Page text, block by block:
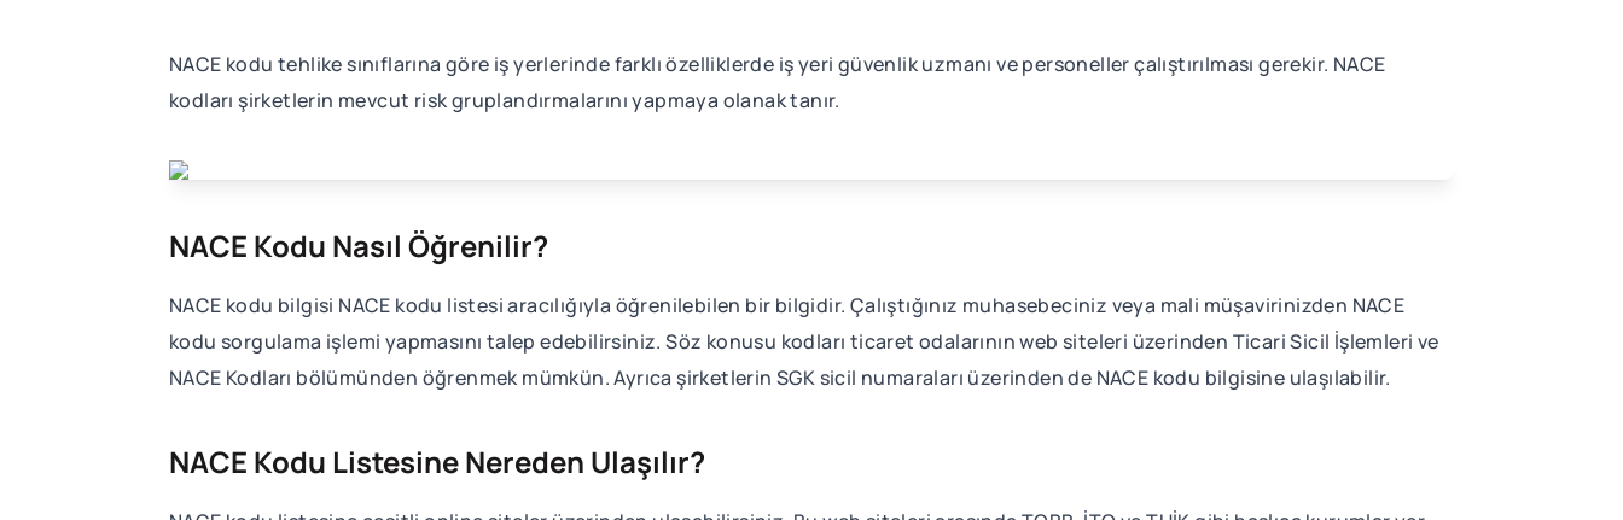
NACE kodu tehlike sınıflarına göre iş yerlerinde farklı özelliklerde iş yeri güvenlik uzmanı ve personeller çalıştırılması gerekir. NACE
kodları şirketlerin mevcut risk gruplandırmalarını yapmaya olanak tanır.
NACE Kodu Nasıl Öğrenilir?
NACE kodu bilgisi NACE kodu listesi aracılığıyla öğrenilebilen bir bilgidir. Çalıştığınız muhasebeciniz veya mali müşavirinizden NACE
kodu sorgulama işlemi yapmasını talep edebilirsiniz. Söz konusu kodları ticaret odalarının web siteleri üzerinden Ticari Sicil İşlemleri ve
NACE Kodları bölümünden öğrenmek mümkün. Ayrıca şirketlerin SGK sicil numaraları üzerinden de NACE kodu bilgisine ulaşılabilir.
NACE Kodu Listesine Nereden Ulaşılır?